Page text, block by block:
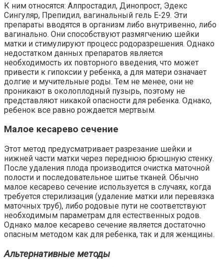
К ним относятся: Алпростадил, Динопрост, Эдекс
Сингуляр, Препидил, вагинальный гель Е-29. Эти
препараты вводятся в организм либо внутривенно, либо
вагинально. Они способствуют размягчению шейки
матки и стимулируют процесс родоразрешения. Однако
недостатком данных препаратов является
необходимость их повторного введения, что может
привести к гипоксии у ребенка, а для матери означает
долгие и мучительные роды. Тем не менее, они не
проникают в околоплодный пузырь, поэтому не
представляют никакой опасности для ребенка. Однако,
ребенок все равно рождается мертвым.
Малое кесарево сечение
Этот метод предусматривает разрезание шейки и
нижней части матки через переднюю брюшную стенку.
После удаления плода производится очистка маточной
полости и последовательное шитье тканей. Обычно
малое кесарево сечение используется в случаях, когда
требуется стерилизация (удаление матки или перевязка
маточных труб), либо родовые пути не соответствуют
необходимым параметрам для естественных родов.
Однако малое кесарево сечение является достаточно
опасным методом как для ребенка, так и для женщины.
Альтернативные методы